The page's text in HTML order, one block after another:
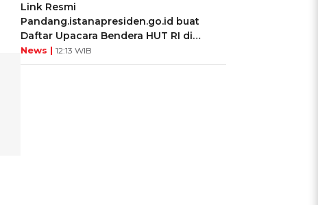
Link Resmi
Pandang.istanapresiden.go.id buat
Daftar Upacara Bendera HUT RI di
Istana Negara
News | 12:13 WIB